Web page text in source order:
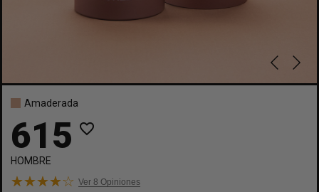
Amaderada
615 favorite_border
HOMBRE
Ver 8 Opiniones